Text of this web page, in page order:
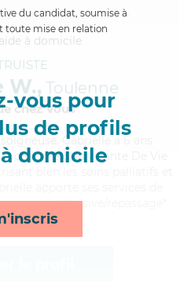
du candidat, soumise à
toute mise en relation
vous pour
de profils
à domicile
W., Toulenne
chez Vous
Gabrielle a 6 ans
diplôme d'Assistante De Vie
repas et lessive/repassage*